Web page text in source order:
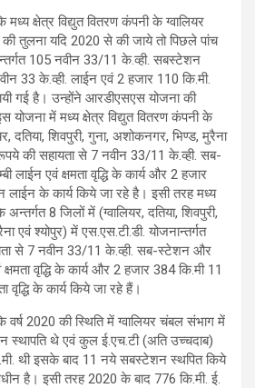
मध्य क्षेत्र विद्युत वितरण कंपनी के ग्वालियर
तुलना यदि 2020 से की जाये तो पिछले पांच
105 नवीन 33/11 के.व्ही. सबस्टेशन
33 के.व्ही. लाईन एवं 2 हजार 110 कि.मी.
गई है। उन्होंने आरडीएसएस योजना की
योजना में मध्य क्षेत्र विद्युत वितरण कंपनी के
दतिया, शिवपुरी, गुना, अशोकनगर, भिण्ड, मुरैना
की सहायता से 7 नवीन 33/11 के.व्ही. सब-
लाईन एवं क्षमता वृद्धि के कार्य और 2 हजार
लाईन के कार्य किये जा रहे है। इसी तरह मध्य
8 जिलों में (ग्वालियर, दतिया, शिवपुरी,
एवं श्योपुर) में एस.एस.टी.डी. योजनान्तर्गत
से 7 नवीन 33/11 के.व्ही. सब-स्टेशन और
वृद्धि के कार्य और 2 हजार 384 कि.मी 11
वृद्धि के कार्य किये जा रहे हैं।
वर्ष 2020 की स्थिति में ग्वालियर चंबल संभाग में
थे एवं कुल ई.एच.टी (अति उच्चदाब)
थी इसके बाद 11 नये सबस्टेशन स्थपित किये
है। इसी तरह 2020 के बाद 776 कि.मी. ई.